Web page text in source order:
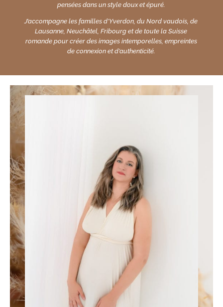
pensées dans un style doux et épuré.
J’accompagne les familles d’Yverdon, du Nord vaudois, de
Lausanne, Neuchâtel, Fribourg et de toute la Suisse
romande pour créer des images intemporelles, empreintes
de connexion et d’authenticité.